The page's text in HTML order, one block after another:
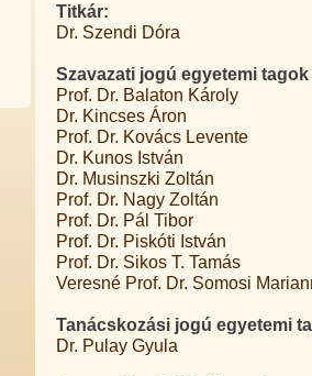
Titkár:
Dr. Szendi Dóra
Szavazati jogú egyetemi
Prof. Dr. Balaton Károly
Dr. Kincses Áron
Prof. Dr. Kovács Levente
Dr. Kunos István
Dr. Musinszki Zoltán
Prof. Dr. Nagy Zoltán
Prof. Dr. Pál Tibor
Prof. Dr. Piskóti István
Prof. Dr. Sikos T. Tamás
Veresné Prof. Dr. Somosi
Tanácskozási jogú egyetemi
Dr. Pulay Gyula